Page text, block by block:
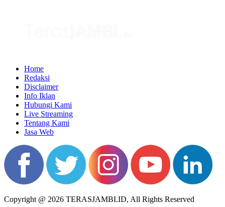
Home
Redaksi
Disclaimer
Info Iklan
Hubungi Kami
Live Streaming
Tentang Kami
Jasa Web
Copyright @ 2026 TERASJAMBI.ID, All Rights Reserved